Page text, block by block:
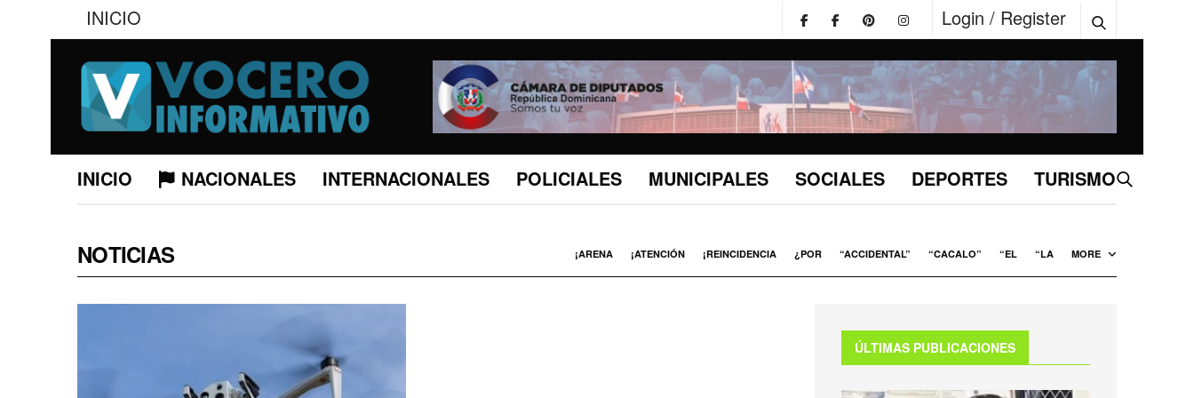
INICIO Login / Register
INICIO NACIONALES INTERNACIONALES POLICIALES MUNICIPALES SOCIALES DEPORTES TURISMO
NOTICIAS ¡ARENA ¡ATENCIÓN ¡REINCIDENCIA ¿POR “ACCIDENTAL” “CACALO” “EL “LA MORE
ÚLTIMAS PUBLICACIONES